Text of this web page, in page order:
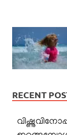
RECENT